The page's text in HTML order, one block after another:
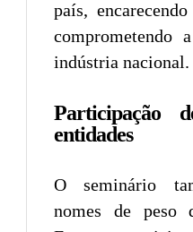
país,
comprometendo
indústria nacional.
Participação
entidades
O seminário
nomes de peso